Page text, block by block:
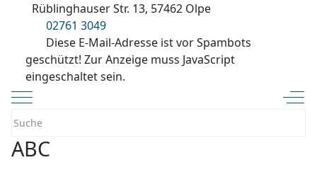
Rüblinghauser Str. 13, 57462 Olpe
02761 3049
Diese E-Mail-Adresse ist vor Spambots
geschützt! Zur Anzeige muss JavaScript
eingeschaltet sein.
Mobile Menu Toggle
Off-
ABC